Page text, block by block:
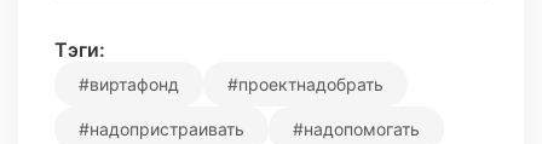
Тэги:
#виртафонд #проектнадобрать
#надопристраивать #надопомогать